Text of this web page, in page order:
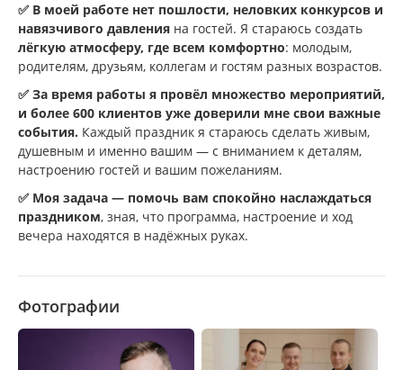
✅ В моей работе нет пошлости, неловких конкурсов и
навязчивого давления на гостей. Я стараюсь создать
лёгкую атмосферу, где всем комфортно: молодым,
родителям, друзьям, коллегам и гостям разных возрастов.
✅ За время работы я провёл множество мероприятий,
и более 600 клиентов уже доверили мне свои важные
события. Каждый праздник я стараюсь сделать живым,
душевным и именно вашим — с вниманием к деталям,
настроению гостей и вашим пожеланиям.
✅ Моя задача — помочь вам спокойно наслаждаться
праздником, зная, что программа, настроение и ход
вечера находятся в надёжных руках.
Фотографии